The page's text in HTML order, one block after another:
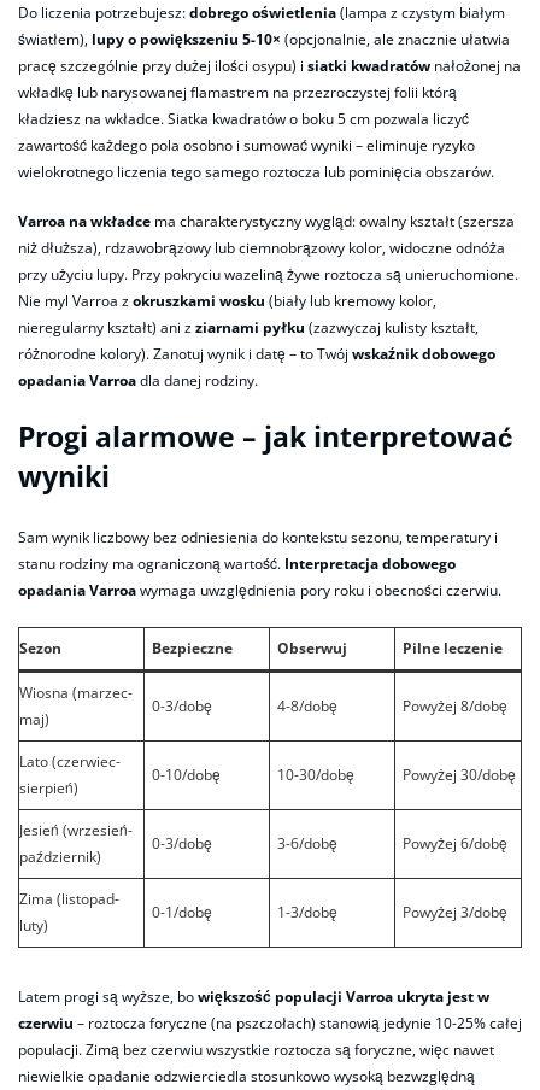
Do liczenia potrzebujesz:dobrego oświetlenia(lampa z czystym białym
światłem), lupy o powiększeniu 5-10× (opcjonalnie, ale znacznie ułatwia
pracę szczególnie przy dużej ilości osypu) i siatki kwadratów nałożonej na
wkładkę lub narysowanej flamastrem na przezroczystej folii którą
kładziesz na wkładce. Siatka kwadratów o boku 5 cm pozwala liczyć
zawartość każdego pola osobno i sumować wyniki – eliminuje ryzyko
wielokrotnego liczenia tego samego roztocza lub pominięcia obszarów.
Varroa na wkładce ma charakterystyczny wygląd: owalny kształt (szersza
niż dłuższa), rdzawobrązowy lub ciemnobrązowy kolor, widoczne odnóża
przy użyciu lupy. Przy pokryciu wazeliną żywe roztocza są unieruchomione.
Nie myl Varroa zokruszkami wosku (biały lub kremowy kolor,
nieregularny kształt) ani zziarnami pyłku (zazwyczaj kulisty kształt,
różnorodne kolory). Zanotuj wynik i datę – to Twój wskaźnik dobowego
opadania Varroadla danej rodziny.
Progi alarmowe – jak interpretować
wyniki
Sam wynik liczbowy bez odniesienia do kontekstu sezonu, temperatury i
stanu rodziny ma ograniczoną wartość. Interpretacja dobowego
opadania Varroawymaga uwzględnienia pory roku i obecności czerwiu.
Sezon Bezpieczne Obserwuj Pilne leczenie
Wiosna (marzec-
maj)
0-3/dobę 4-8/dobę Powyżej 8/dobę
Lato (czerwiec-
sierpień)
0-10/dobę 10-30/dobę Powyżej 30/dobę
Jesień (wrzesień-
październik)
0-3/dobę 3-6/dobę Powyżej 6/dobę
Zima (listopad-
luty)
0-1/dobę 1-3/dobę Powyżej 3/dobę
Latem progi są wyższe, bowiększość populacji Varroa ukryta jest w
czerwiu – roztocza foryczne (na pszczołach) stanowią jedynie 10-25% całej
populacji. Zimą bez czerwiu wszystkie roztocza są foryczne, więc nawet
niewielkie opadanie odzwierciedla stosunkowo wysoką bezwzględną